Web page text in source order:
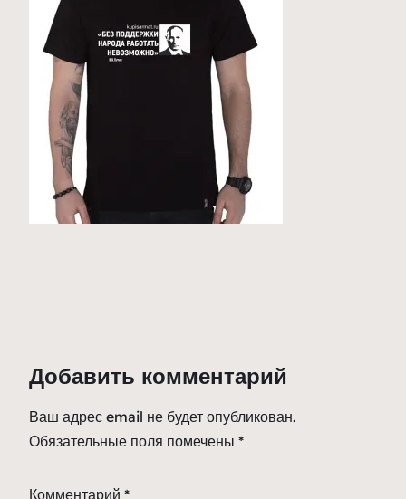
Добавить комментарий
Ваш адрес email не будет опубликован.
Обязательные поля помечены *
Комментарий *